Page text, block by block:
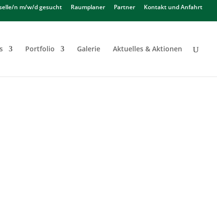
n m/w/d gesucht Raumplaner Partner Kontakt und Anfahrt
Portfolio Galerie Aktuelles & Aktionen